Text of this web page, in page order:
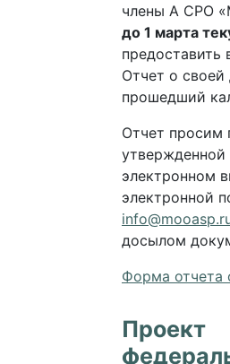
члены А СРО
до 1 марта
Отчет о своей
прошедший
Отчет просим
электронном
электронной
досылом
Форма отчета
Проект